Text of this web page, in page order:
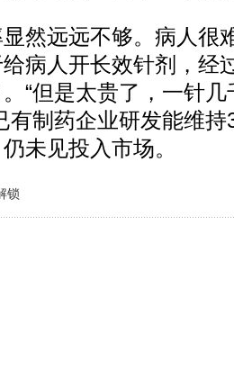
远远不够。病人很
病人开长效针剂，经
“但是太贵了，一针
有制药企业研发能维
未见投入市场。
锁